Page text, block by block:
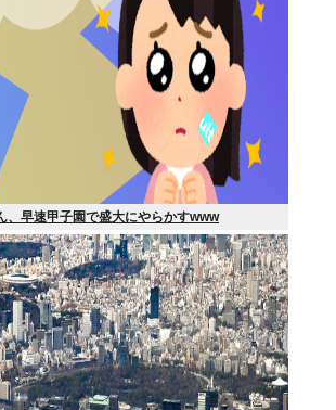
、早速甲子園で盛大にやらかすwww